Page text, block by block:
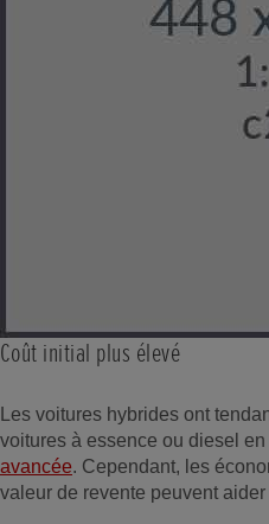
Coût initial plus élevé
Les voitures hybrides ont
voitures à essence ou diesel
avancée. Cependant, les
valeur de revente peuvent